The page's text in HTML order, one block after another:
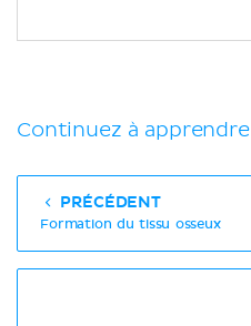
Continuez à apprendre
PRÉCÉDENT
Formation du tissu osseux